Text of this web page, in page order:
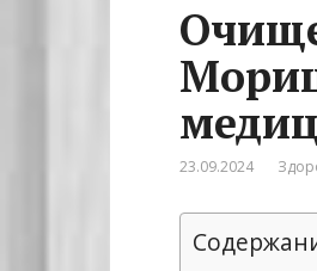
23.09.2024